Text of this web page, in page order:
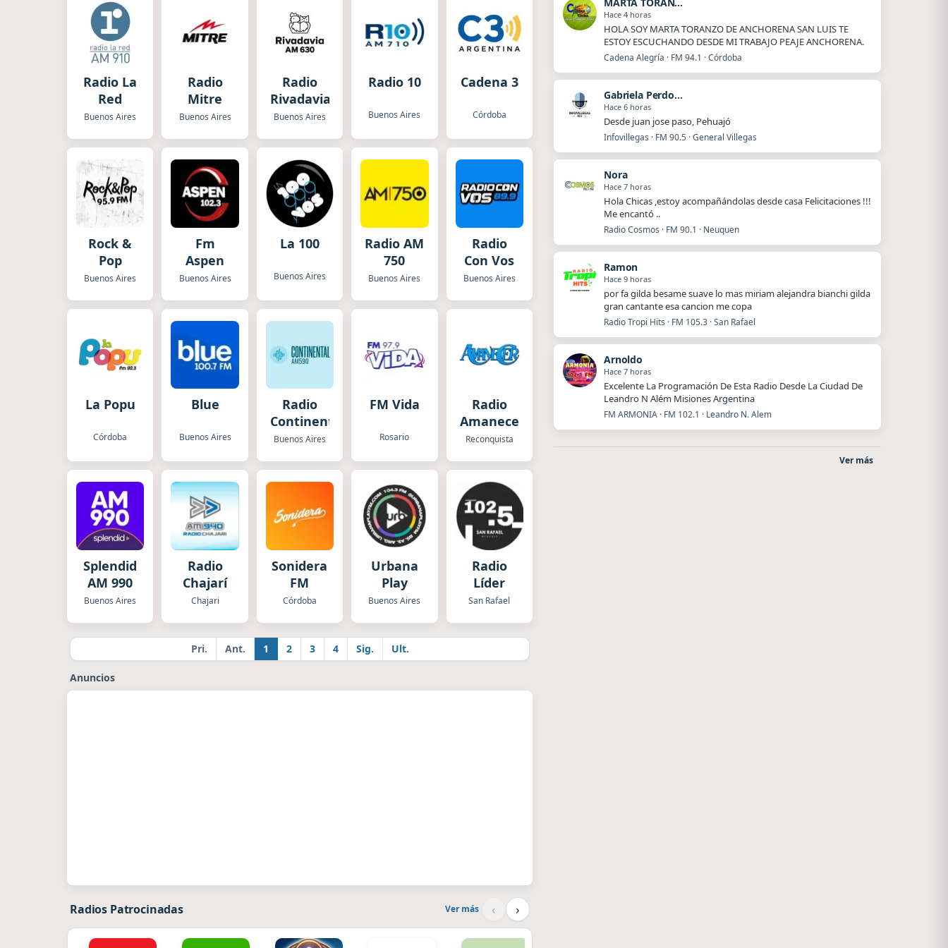
Radio La
Red
Buenos Aires
Radio
Mitre
Buenos Aires
Radio
Rivadavia
Buenos Aires
Radio 10
Buenos Aires
Cadena 3
Córdoba
Rock &
Pop
Buenos Aires
Fm
Aspen
Buenos Aires
La 100
Buenos Aires
Radio AM
750
Buenos Aires
Radio
Con Vos
Buenos Aires
La Popu
Córdoba
Blue
Buenos Aires
Radio
Continental
Buenos Aires
FM Vida
Rosario
Radio
Amanecer
Reconquista
Splendid
AM 990
Buenos Aires
Radio
Chajarí
Chajari
Sonidera
FM
Córdoba
Urbana
Play
Buenos Aires
Radio
Líder
San Rafael
Pri. Ant. 1 2 3 4 Sig. Ult.
Anuncios
Radios Patrocinadas Ver más ‹ ›
Hace 4 horas
HOLA SOY MARTA TORANZO DE ANCHORENA SAN LUIS TE
ESTOY ESCUCHANDO DESDE MI TRABAJO PEAJE ANCHORENA.
Cadena Alegría · FM 94.1 · Córdoba
Gabriela Perdomo
Hace 6 horas
Desde juan jose paso, Pehuajó
Infovillegas · FM 90.5 · General Villegas
Nora
Hace 7 horas
Hola Chicas ,estoy acompañándolas desde casa Felicitaciones !!!
Me encantó ..
Radio Cosmos · FM 90.1 · Neuquen
Ramon
Hace 9 horas
por fa gilda besame suave lo mas miriam alejandra bianchi gilda
gran cantante esa cancion me copa
Radio Tropi Hits · FM 105.3 · San Rafael
Arnoldo
Hace 7 horas
Excelente La Programación De Esta Radio Desde La Ciudad De
Leandro N Além Misiones Argentina
FM ARMONIA · FM 102.1 · Leandro N. Alem
Ver más